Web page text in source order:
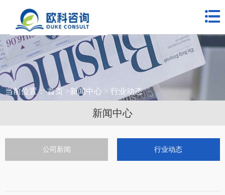
网站首页
关于我们
公司业务
合作客户
新闻中心
当前位置：首页 >新闻中心 > 行业动态
新闻中心
公司新闻 行业动态